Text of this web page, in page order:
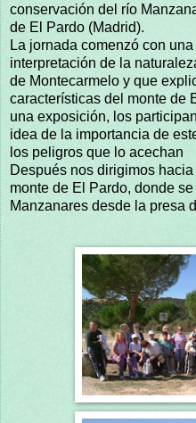
conservación del río
de El Pardo (Madrid).
La jornada comenzó con
interpretación de la
de Montecarmelo y que
características del monte de
una exposición, los
idea de la importancia de
los peligros que lo acechan
Después nos dirigimos
monte de El Pardo, donde
Manzanares desde la presa